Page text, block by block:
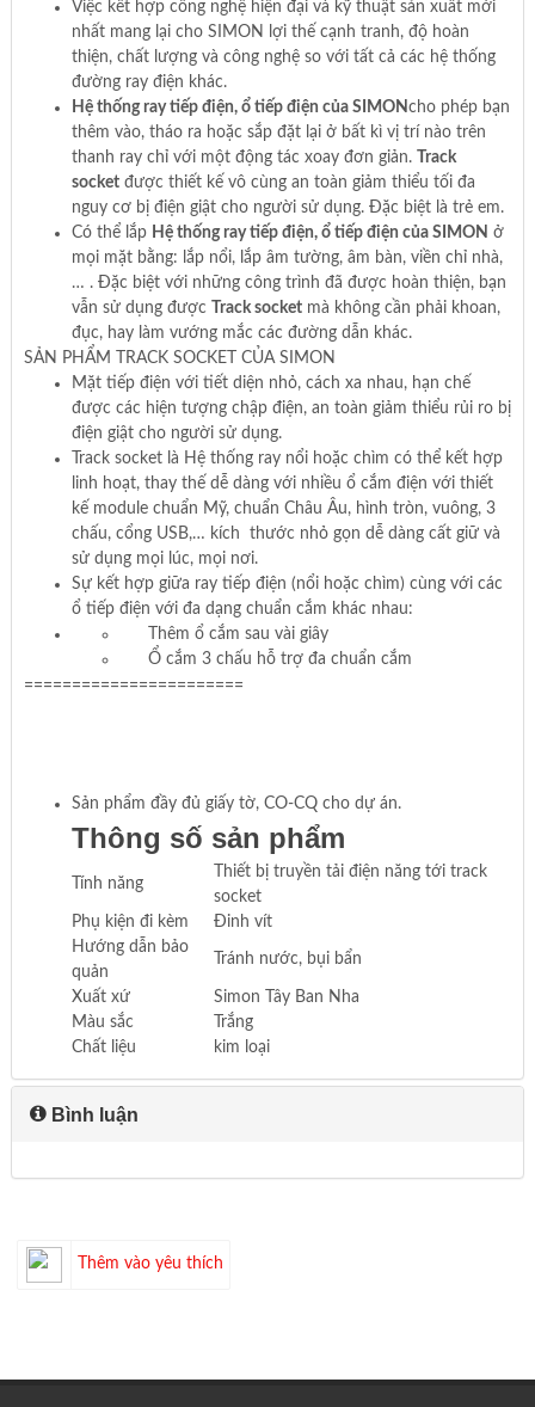
Việc kết hợp công nghệ hiện đại và kỹ thuật sản xuất mới
nhất mang lại cho SIMON lợi thế cạnh tranh, độ hoàn
thiện, chất lượng và công nghệ so với tất cả các hệ thống
đường ray điện khác.
Hệ thống ray tiếp điện, ổ tiếp điện của SIMON cho phép bạn
thêm vào, tháo ra hoặc sắp đặt lại ở bất kì vị trí nào trên
thanh ray chỉ với một động tác xoay đơn giản. Track
socketđược thiết kế vô cùng an toàn giảm thiểu tối đa
nguy cơ bị điện giật cho người sử dụng. Đặc biệt là trẻ em.
Có thể lắp Hệ thống ray tiếp điện, ổ tiếp điện của SIMON ở
mọi mặt bằng: lắp nổi, lắp âm tường, âm bàn, viền chỉ nhà,
… . Đặc biệt với những công trình đã được hoàn thiện, bạn
vẫn sử dụng được Track socketmà không cần phải khoan,
đục, hay làm vướng mắc các đường dẫn khác.
SẢN PHẨM TRACK SOCKET CỦA SIMON
Mặt tiếp điện với tiết diện nhỏ, cách xa nhau, hạn chế
được các hiện tượng chập điện, an toàn giảm thiểu rủi ro bị
điện giật cho người sử dụng.
Track socket là Hệ thống ray nổi hoặc chìm có thể kết hợp
linh hoạt, thay thế dễ dàng với nhiều ổ cắm điện với thiết
kế module chuẩn Mỹ, chuẩn Châu Âu, hình tròn, vuông, 3
chấu, cổng USB,… kích thước nhỏ gọn dễ dàng cất giữ và
sử dụng mọi lúc, mọi nơi.
Sự kết hợp giữa ray tiếp điện (nổi hoặc chìm) cùng với các
ổ tiếp điện với đa dạng chuẩn cắm khác nhau:
Thêm ổ cắm sau vài giây
Ổ cắm 3 chấu hỗ trợ đa chuẩn cắm
=======================
Sản phẩm đầy đủ giấy tờ, CO-CQ cho dự án.
Thông số sản phẩm
Tính năng
Thiết bị truyền tải điện năng tới track
socket
Phụ kiện đi kèm
Đinh vít
Hướng dẫn bảo
quản
Tránh nước, bụi bẩn
Xuất xứ
Simon Tây Ban Nha
Màu sắc
Trắng
Chất liệu
kim loại
Bình luận
Thêm vào yêu thích